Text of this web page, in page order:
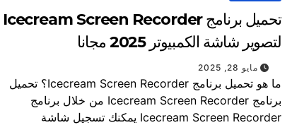
تحميل برنامج Icecream Screen Recorder
لتصوير شاشة الكمبيوتر 2025 مجانا
مايو 28, 2025
ما هو تحميل برنامج Icecream Screen Recorder؟ تحميل
برنامج Icecream Screen Recorder من خلال برنامج
Icecream Screen Recorder يمكنك تسجيل شاشة